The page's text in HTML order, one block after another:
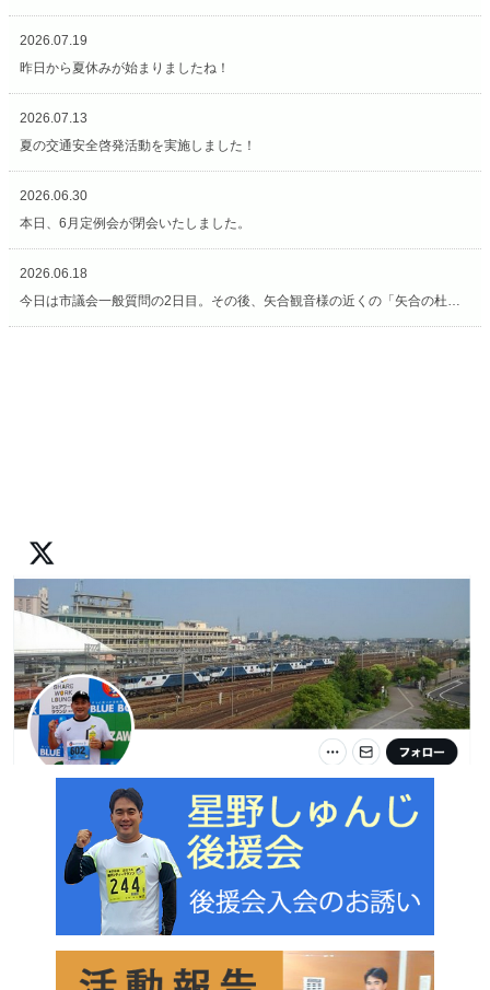
2026.07.19
昨日から夏休みが始まりましたね！
2026.07.13
夏の交通安全啓発活動を実施しました！
2026.06.30
本日、6月定例会が閉会いたしました。
2026.06.18
今日は市議会一般質問の2日目。その後、矢合観音様の近くの「矢合の杜」へ。